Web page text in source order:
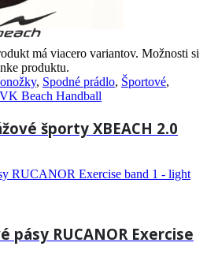
má viacero variantov. Možnosti si
produktu.
, Spodné prádlo, Športové,
Beach Handball
športy XBEACH 2.0
pásy RUCANOR Exercise